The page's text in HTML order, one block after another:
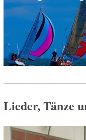
Lieder, Tänze